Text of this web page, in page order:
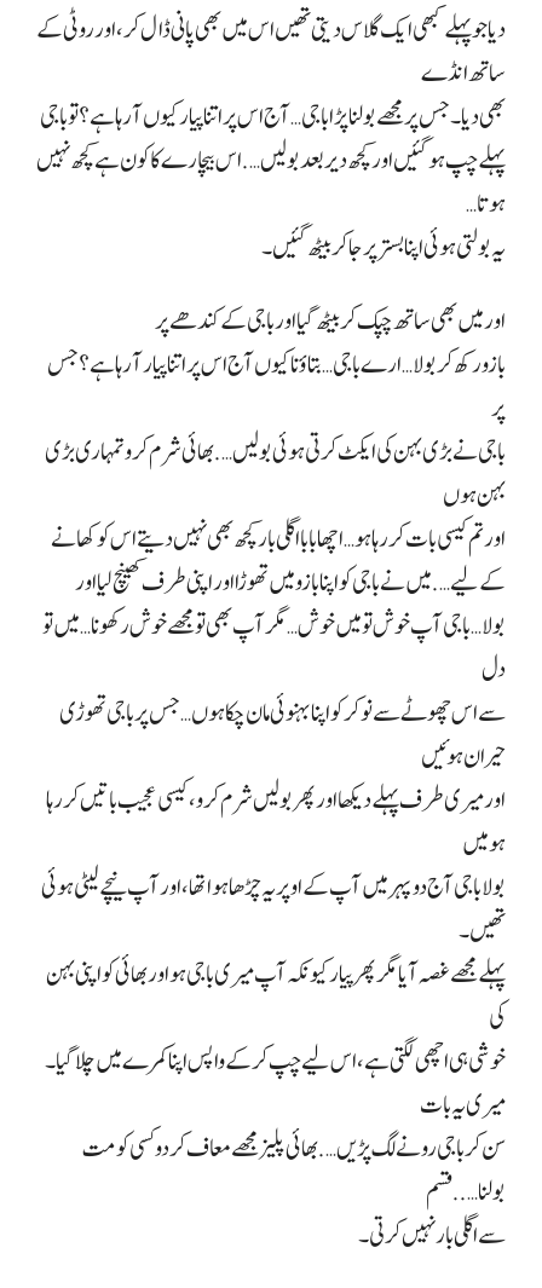
دیا جو پہلے کبھی ایک گلاس دیتی تھیں اس میں بھی پانی ڈال کر، اور روٹی کے
ساتھ انڈے
بھی دیا۔ جس پر مجھے بولنا پڑا باجی… آج اس پر اتنا پیار کیوں آ رہا ہے؟ تو باجی
پہلے چپ ہو گئیں اور کچھ دیر بعد بولیں…. اس بیچارے کا کون ہے کچھ نہیں
ہوتا…
یہ بولتی ہوئی اپنا بستر پر جا کر بیٹھ گئیں۔
اور میں بھی ساتھ چپک کر بیٹھ گیا اور باجی کے کندھے پر
بازو رکھ کر بولا… ارے باجی… بتاؤ نا کیوں آج اس پر اتنا پیار آ رہا ہے؟ جس
پر
باجی نے بڑی بہن کی ایکٹ کرتی ہوئی بولیں…. بھائی شرم کرو تمہاری بڑی
بہن ہوں
اور تم کیسی بات کر رہا ہو… اچھا بابا اگلی بار کچھ بھی نہیں دیتے اس کو کھانے
کے لیے…. میں نے باجی کو اپنا بازو میں تھوڑا اور اپنی طرف کھینچ لیا اور
بولا… باجی آپ خوش تو میں خوش… مگر آپ بھی تو مجھے خوش رکھو نا… میں تو
دل
سے اس چھوٹے سے نوکر کو اپنا بہنوئی مان چکا ہوں… جس پر باجی تھوڑی
حیران ہوئیں
اور میری طرف پہلے دیکھا اور پھر بولیں شرم کرو، کیسی عجیب باتیں کر رہا
ہو میں
بولا باجی آج دوپہر میں آپ کے اوپر یہ چڑھا ہوا تھا، اور آپ نیچے لیٹی ہوئی
تھیں۔
پہلے مجھے غصہ آیا مگر پھر پیار کیونکہ آپ میری باجی ہو اور بھائی کو اپنی بہن
کی
خوشی ہی اچھی لگتی ہے، اس لیے چپ کر کے واپس اپنا کمرے میں چلا گیا۔
میری یہ بات
سن کر باجی رونے لگ پڑیں…. بھائی پلیز مجھے معاف کر دو کسی کو مت
بولنا….. قسم
سے اگلی بار نہیں کرتی۔